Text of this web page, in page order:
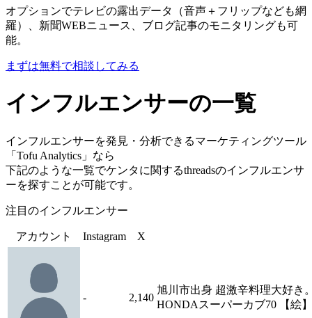
オプションでテレビの露出データ（音声＋フリップなども網
羅）、新聞WEBニュース、ブログ記事のモニタリングも可
能。
まずは無料で相談してみる
インフルエンサーの一覧
インフルエンサーを発見・分析できるマーケティングツール
「Tofu Analytics」なら
下記のような一覧でケンタに関するthreadsのインフルエンサ
ーを探すことが可能です。
注目のインフルエンサー
アカウント Instagram X
- 2,140
旭川市出身 超激辛料理大好き
HONDAスーパーカブ70 【絵】